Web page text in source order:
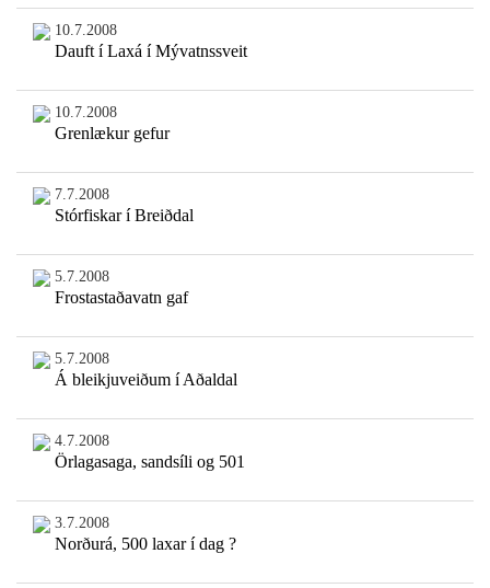
10.7.2008
Dauft í Laxá í Mývatnssveit
10.7.2008
Grenlækur gefur
7.7.2008
Stórfiskar í Breiðdal
5.7.2008
Frostastaðavatn gaf
5.7.2008
Á bleikjuveiðum í Aðaldal
4.7.2008
Örlagasaga, sandsíli og 501
3.7.2008
Norðurá, 500 laxar í dag ?